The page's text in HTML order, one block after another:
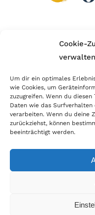
Cookie-
verwalten
Um dir ein optimales
wie Cookies, um
zuzugreifen. Wenn du
Daten wie das
verarbeiten. Wenn du deine
zurückziehst, können
beeinträchtigt werden.
Wir sind Mitglied im
erfolgreichen E-
viele Onlineshops im
und unterstützen
© Copyright 2026 | World of